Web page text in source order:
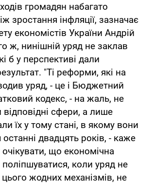
громадян набагато
зростання інфляції, зазначає
економістів України Андрій
ж, нинішній уряд не заклав
б у перспективі дали
"Ті реформи, які на
уряд, - це і Бюджетний
кодекс, - на жаль, не
сфери, а лише
їх у тому стані, в якому вони
двадцять років, - каже
що економічна
поліпшуватися, коли уряд не
жодних механізмів, не